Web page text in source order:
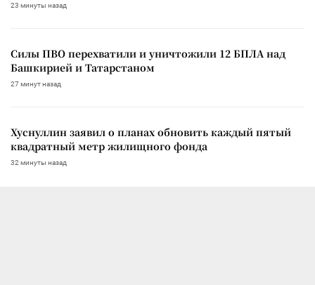
23 минуты назад
Силы ПВО перехватили и уничтожили 12 БПЛА над
Башкирией и Татарстаном
27 минут назад
Хуснуллин заявил о планах обновить каждый пятый
квадратный метр жилищного фонда
32 минуты назад